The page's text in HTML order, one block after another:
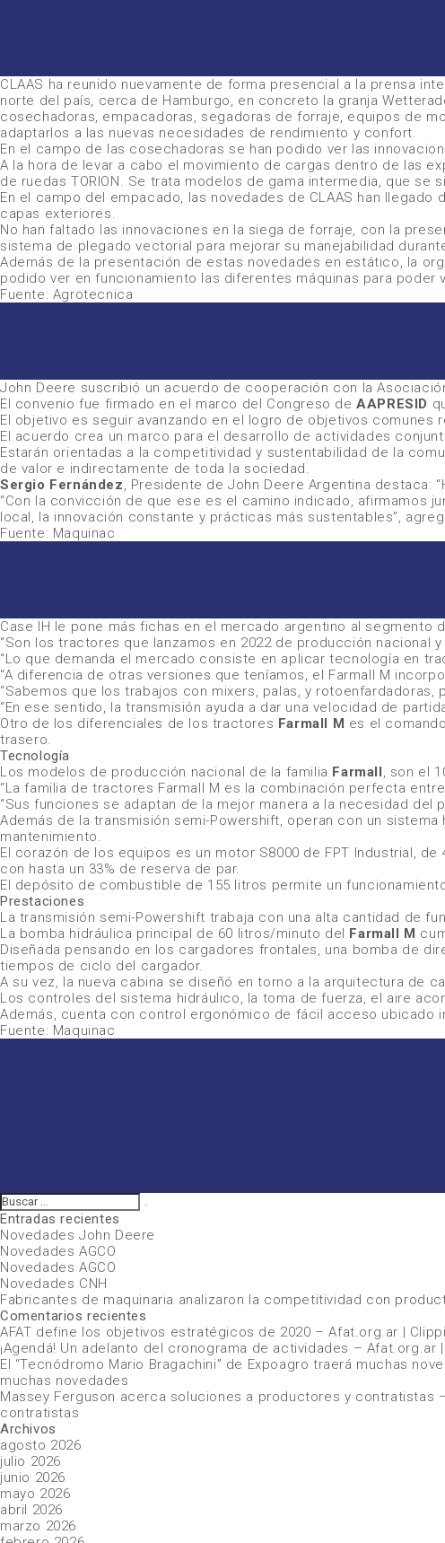
CLAAS ha reunido nuevamente de forma presencial a la prensa
norte del país, cerca de Hamburgo, en concreto la granja
cosechadoras, empacadoras, segadoras de forraje, equipos de
adaptarlos a las nuevas necesidades de rendimiento y confort.
En el campo de las cosechadoras se han podido ver las
A la hora de levar a cabo el movimiento de cargas dentro de las
de ruedas TORION. Se trata modelos de gama intermedia, que
En el campo del empacado, las novedades de CLAAS han
capas exteriores.
No han faltado las innovaciones en la siega de forraje, con la
sistema de plegado vectorial para mejorar su manejabilidad
Además de la presentación de estas novedades en estático, la
podido ver en funcionamiento las diferentes máquinas para poder
Fuente: Agrotecnica
John Deere suscribió un acuerdo de cooperación con la
El convenio fue firmado en el marco del Congreso deAAPRESID
El objetivo es seguir avanzando en el logro de objetivos
El acuerdo crea un marco para el desarrollo de actividades
Estarán orientadas a la competitividad y sustentabilidad de la
de valor e indirectamente de toda la sociedad.
Sergio Fernández, Presidente de John Deere Argentina destaca:
“Con la convicción de que ese es el camino indicado, afirmamos
local, la innovación constante y prácticas más sustentables”,
Fuente: Maquinac
Case IH le pone más fichas en el mercado argentino al segmento
“Son los tractores que lanzamos en 2022 de producción nacional
“Lo que demanda el mercado consiste en aplicar tecnología en
“A diferencia de otras versiones que teníamos, el Farmall M
“Sabemos que los trabajos con mixers, palas, y
“En ese sentido, la transmisión ayuda a dar una velocidad de
Otro de los diferenciales de los tractores Farmall M es el
trasero.
Tecnología
Los modelos de producción nacional de la familia Farmall, son el
“La familia de tractores Farmall M es la combinación perfecta
“Sus funciones se adaptan de la mejor manera a la necesidad
Además de la transmisión semi-Powershift, operan con un
mantenimiento.
El corazón de los equipos es un motor S8000 de FPT Industrial, de
con hasta un 33% de reserva de par.
El depósito de combustible de 155 litros permite un
Prestaciones
La transmisión semi-Powershift trabaja con una alta cantidad de
La bomba hidráulica principal de 60 litros/minuto del Farmall M
Diseñada pensando en los cargadores frontales, una bomba de
tiempos de ciclo del cargador.
A su vez, la nueva cabina se diseñó en torno a la arquitectura de
Los controles del sistema hidráulico, la toma de fuerza, el aire
Además, cuenta con control ergonómico de fácil acceso ubicado
Fuente: Maquinac
Buscar
por:
Entradas recientes
Novedades John Deere
Novedades AGCO
Novedades AGCO
Novedades CNH
Fabricantes de maquinaria analizaron la competitividad con
Comentarios recientes
AFAT define los objetivos estratégicos de 2020 – Afat.org.ar |
¡Agendá! Un adelanto del cronograma de actividades – Afat.org.ar
El “Tecnódromo Mario Bragachini” de Expoagro traerá muchas
muchas novedades
Massey Ferguson acerca soluciones a productores y contratistas
contratistas
Archivos
agosto 2026
julio 2026
junio 2026
mayo 2026
abril 2026
marzo 2026